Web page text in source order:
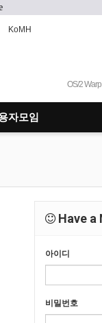
KoMH
OS/2
자모임
Have a
아이디
비밀번호